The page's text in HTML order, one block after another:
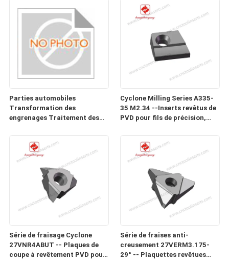
Parties automobiles
Transformation des
engrenages Traitement des
Cyclone Milling Series A335-
35 M2.34 --Inserts revêtus de
PVD pour fils de précision,
Série de fraisage Cyclone
27VNR4ABUT -- Plaques de
coupe à revêtement PVD pour
Série de fraises anti-
creusement 27VERM3.175-
29° -- Plaquettes revêtues